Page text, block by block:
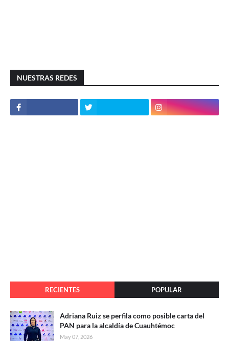
NUESTRAS REDES
RECIENTES POPULAR
Adriana Ruiz se perfila como posible carta del
PAN para la alcaldía de Cuauhtémoc
May 07, 2026